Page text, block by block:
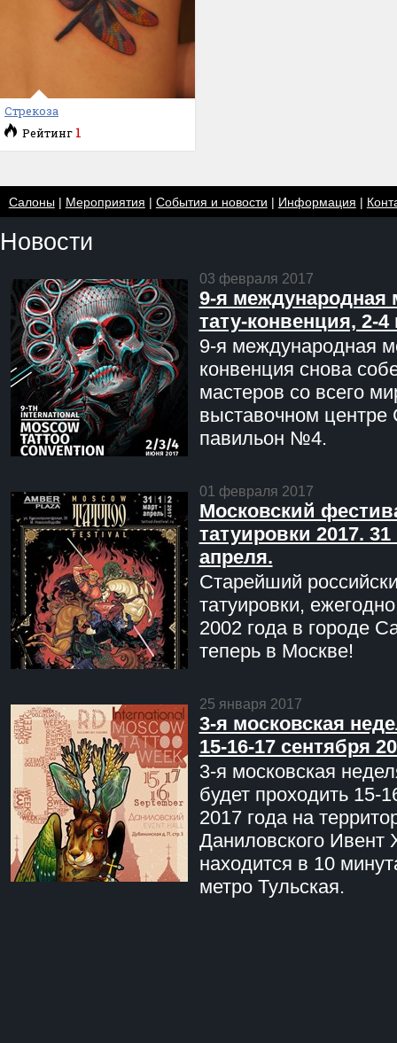
Стрекоза
Рейтинг 1
Салоны| Мероприятия | События и новости | Информация |
Новости
03 февраля 2017
9-я международная
тату-конвенция, 2-
9-я международная
конвенция снова
мастеров со всего
выставочном центре
павильон №4.
01 февраля 2017
Московский
татуировки 2017. 31
апреля.
Старейший
татуировки,
2002 года в городе
теперь в Москве!
25 января 2017
3-я московская
15-16-17 сентября
3-я московская
будет проходить 15-
2017 года на
Даниловского Ивент
находится в 10
метро Тульская.